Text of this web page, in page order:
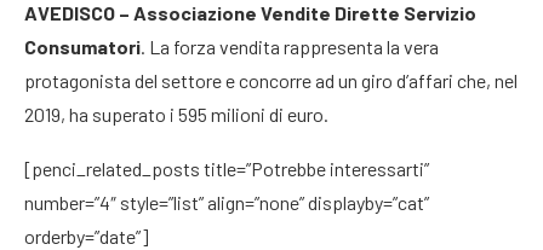
AVEDISCO – Associazione Vendite Dirette Servizio
Consumatori. La forza vendita rappresenta la vera
protagonista del settore e concorre ad un giro d’affari che, nel
2019, ha superato i 595 milioni di euro.
[penci_related_posts title=”Potrebbe interessarti”
number=”4″ style=”list” align=”none” displayby=”cat”
orderby=”date”]